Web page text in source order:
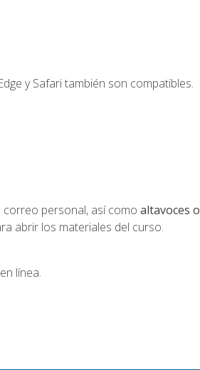
y Safari también son compatibles.
personal, así como altavoces o
abrir los materiales del curso.
línea.